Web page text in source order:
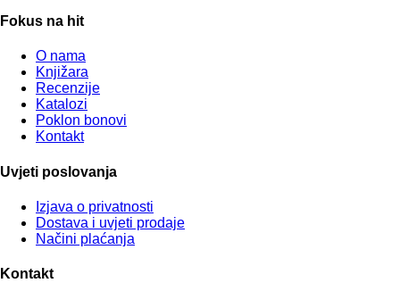
Fokus na hit
O nama
Knjižara
Recenzije
Katalozi
Poklon bonovi
Kontakt
Uvjeti poslovanja
Izjava o privatnosti
Dostava i uvjeti prodaje
Načini plaćanja
Kontakt